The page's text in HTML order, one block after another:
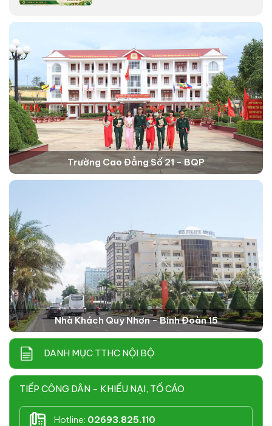
Trường Cao Đẳng Số 21 - BQP
Nhà Khách Quy Nhơn - Binh Đoàn 15
DANH MỤC TTHC NỘI BỘ
TIẾP CÔNG DÂN - KHIẾU NẠI, TỐ CÁO
Hotline: 02693.825.110